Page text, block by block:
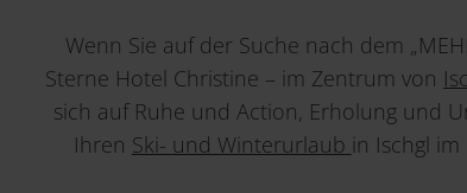
Wenn Sie auf der Suche nach dem
Sterne Hotel Christine – im Zentrum von
sich auf Ruhe und Action, Erholung und
Ihren Ski- und Winterurlaub in Ischgl